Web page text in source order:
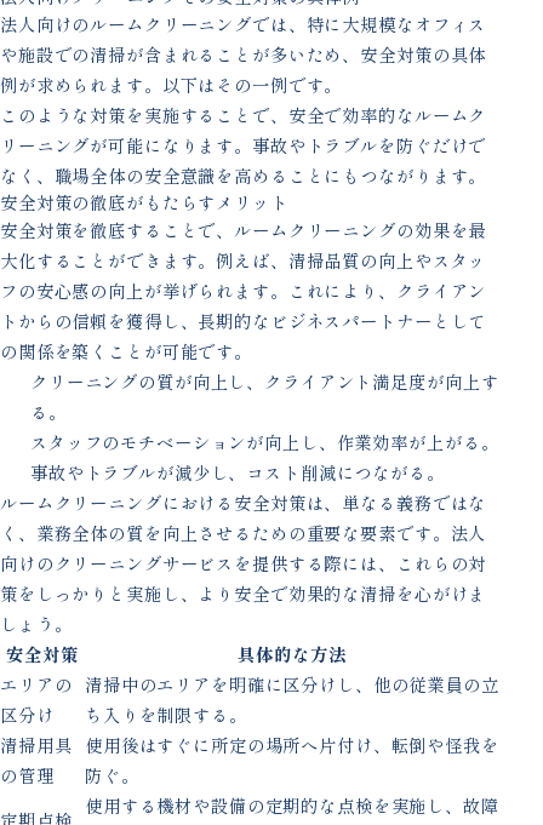
法人向けのルームクリーニングでは、特に大規模なオフィス
や施設での清掃が含まれることが多いため、安全対策の具体
例が求められます。以下はその一例です。
このような対策を実施することで、安全で効率的なルームク
リーニングが可能になります。事故やトラブルを防ぐだけで
なく、職場全体の安全意識を高めることにもつながります。
安全対策の徹底がもたらすメリット
安全対策を徹底することで、ルームクリーニングの効果を最
大化することができます。例えば、清掃品質の向上やスタッ
フの安心感の向上が挙げられます。これにより、クライアン
トからの信頼を獲得し、長期的なビジネスパートナーとして
の関係を築くことが可能です。
クリーニングの質が向上し、クライアント満足度が向上す
る。
スタッフのモチベーションが向上し、作業効率が上がる。
事故やトラブルが減少し、コスト削減につながる。
ルームクリーニングにおける安全対策は、単なる義務ではな
く、業務全体の質を向上させるための重要な要素です。法人
向けのクリーニングサービスを提供する際には、これらの対
策をしっかりと実施し、より安全で効果的な清掃を心がけま
しょう。
安全対策
具体的な方法
エリアの
区分け
清掃中のエリアを明確に区分けし、他の従業員の立
ち入りを制限する。
清掃用具
の管理
使用後はすぐに所定の場所へ片付け、転倒や怪我を
防ぐ。
定期点検
使用する機材や設備の定期的な点検を実施し、故障